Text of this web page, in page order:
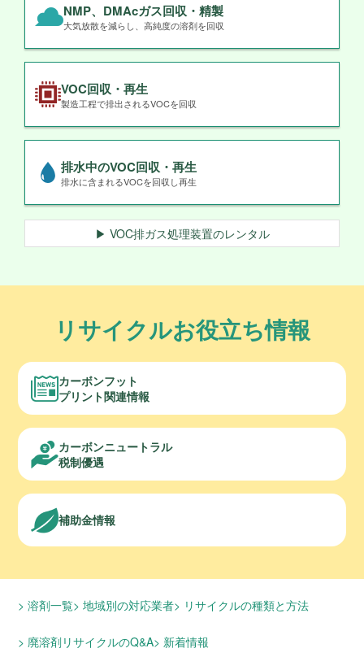
NMP、DMAcガス回収・精製
大気放散を減らし、高純度の溶剤を回収
VOC回収・再生
製造工程で排出されるVOCを回収
排水中のVOC回収・再生
排水に含まれるVOCを回収し再生
▶ VOC排ガス処理装置のレンタル
リサイクルお役立ち情報
カーボンフット
プリント関連情報
カーボンニュートラル
税制優遇
補助金情報
溶剤一覧 地域別の対応業者 リサイクルの種類と方法
廃溶剤リサイクルのQ&A 新着情報